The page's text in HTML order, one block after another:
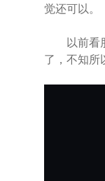
觉还可以。
以前看朋
了，不知